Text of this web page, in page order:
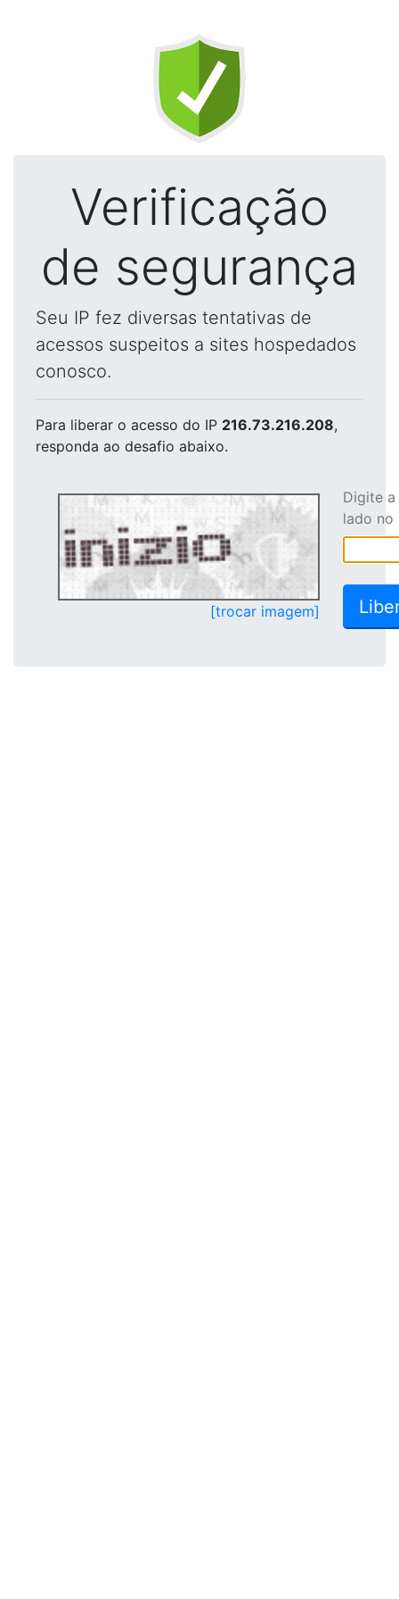
Verificação
de segurança
Seu IP fez diversas tentativas de
acessos suspeitos a sites hospedados
conosco.
Para liberar o acesso do IP 216.73.216.208,
responda ao desafio abaixo.
[trocar imagem]
Digite
lado no